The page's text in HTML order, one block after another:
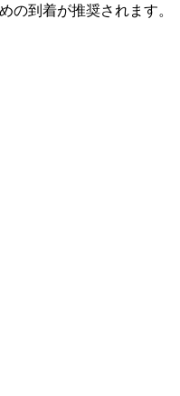
の到着が推奨されます。